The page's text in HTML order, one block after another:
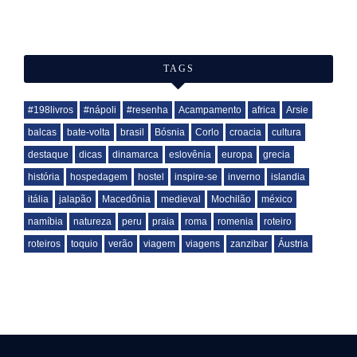
TAGS
#198livros #nápoli #resenha Acampamento africa
Arsie
balcas
bate-volta brasil Bósnia Corlo croacia
cultura
destaque
dicas dinamarca eslovênia europa
grecia
história
hospedagem hostel inspire-se inverno
islandia
itália
jalapão Macedônia medieval Mochilão
méxico
namíbia
natureza peru praia roma romenia
roteiro
roteiros
toquio verão viagem viagens zanzibar Áustria